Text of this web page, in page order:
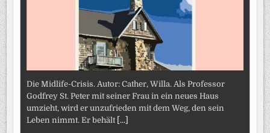
Die Midlife-Crisis. Autor: Cather, Willa. Als Professor
Godfrey St. Peter mit seiner Frau in ein neues Haus
umzieht, wird er unzufrieden mit dem Weg, den sein
Leben nimmt. Er behält [...]